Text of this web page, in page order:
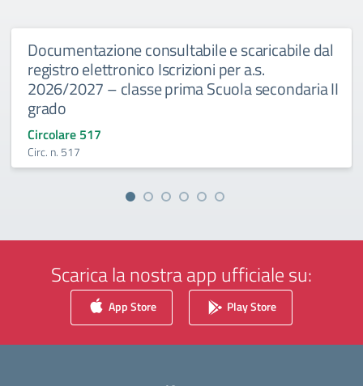
Documentazione consultabile e scaricabile dal
registro elettronico Iscrizioni per a.s.
2026/2027 – classe prima Scuola secondaria II
grado
Circolare 517
Circ. n. 517
Scarica la nostra app ufficiale su:
App Store Play Store